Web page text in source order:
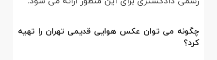
چگونه می توان عکس هوایی قدیمی تهران را تهیه
کرد؟